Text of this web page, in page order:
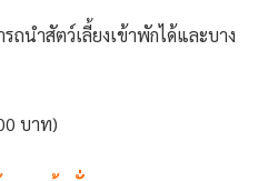
ถนำสัตว์เลี้ยงเข้าพักได้และบาง
บาท)